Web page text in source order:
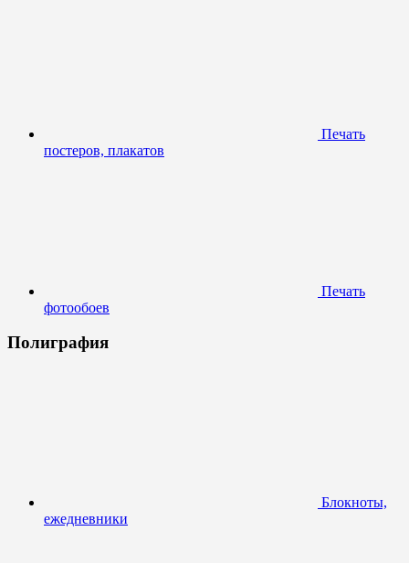
Печать
постеров, плакатов
Печать
фотообоев
Полиграфия
Блокноты,
ежедневники